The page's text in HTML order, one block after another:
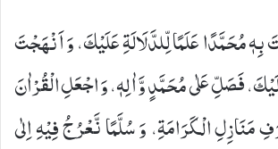
بِهٖ مُحَمَّدًا عَلَمًا لِّلدَّلَالَةِ عَلَیْكَ، وَ اَنْهَجْتَ
فَصَلِّ عَلٰى مُحَمَّدٍ وَّ اٰلِهٖ، وَ اجْعَلِ الْقُرْاٰنَ
مَنَازِلِ الْكَرَامَةِ، وَ سُلَّمًا نَّعْرُجُ فِیْهِ اِلٰى